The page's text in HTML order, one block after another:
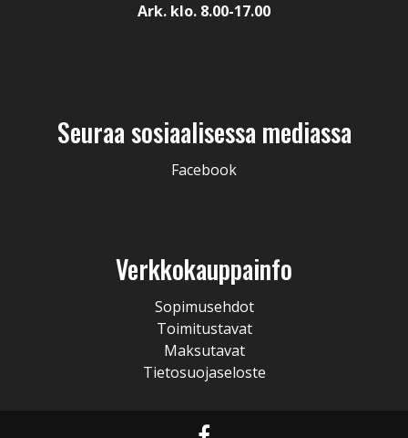
Ark. klo. 8.00-17.00
Seuraa sosiaalisessa mediassa
Facebook
Verkkokauppainfo
Sopimusehdot
Toimitustavat
Maksutavat
Tietosuojaseloste